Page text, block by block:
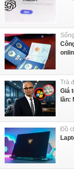
Trà
Giá
lần:
Đồ